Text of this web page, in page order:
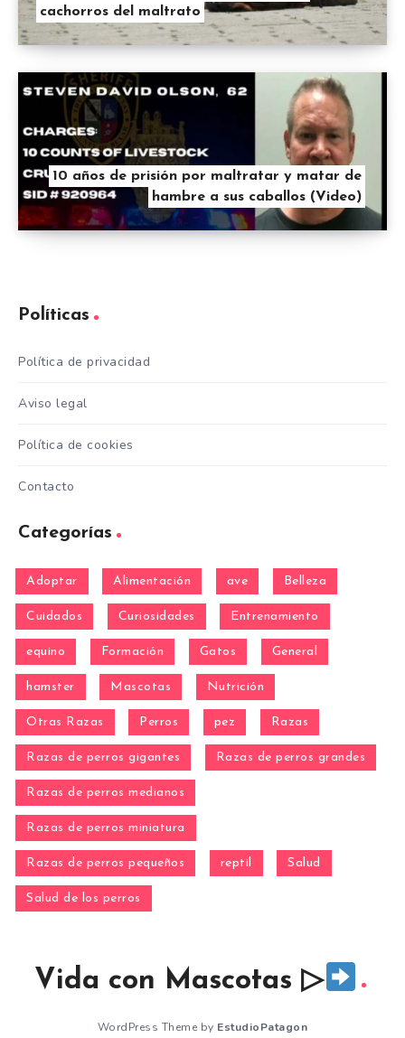
cachorros del maltrato
10 años de prisión por maltratar y matar de
hambre a sus caballos (Video)
Políticas
Política de privacidad
Aviso legal
Política de cookies
Contacto
Categorías
Adoptar Alimentación ave Belleza
Cuidados Curiosidades Entrenamiento
equino Formación Gatos General
hamster Mascotas Nutrición
Otras Razas Perros pez Razas
Razas de perros gigantes Razas de perros grandes
Razas de perros medianos
Razas de perros miniatura
Razas de perros pequeños reptil Salud
Salud de los perros
Vida con Mascotas ▷
WordPress Theme by EstudioPatagon